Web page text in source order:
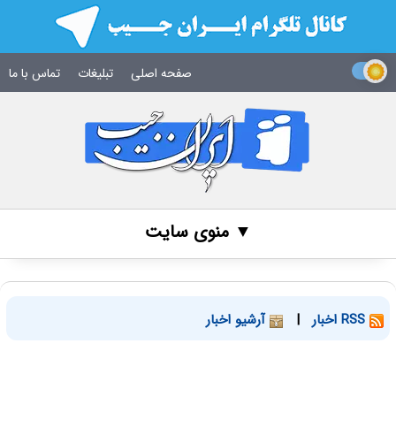
صفحه اصلی تبلیغات تماس با ما
▼ منوی سایت
| آرشیو اخبار